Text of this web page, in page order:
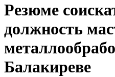
Резюме
должность
Балакиреве